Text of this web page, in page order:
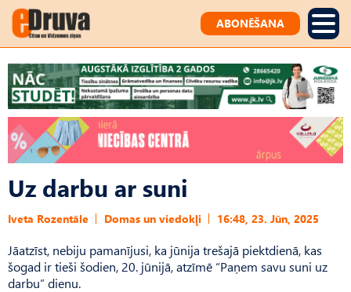
ABONĒŠANA
Uz darbu ar suni
Iveta Rozentāle Domas un viedokļi 16:48, 23. Jūn, 2025
Jāatzīst, nebiju pamanījusi, ka jūnija trešajā piektdienā, kas
šogad ir tieši šodien, 20. jūnijā, atzīmē “Paņem savu suni uz
darbu” dienu.